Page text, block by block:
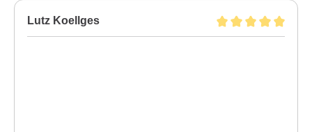
Lutz Koellges